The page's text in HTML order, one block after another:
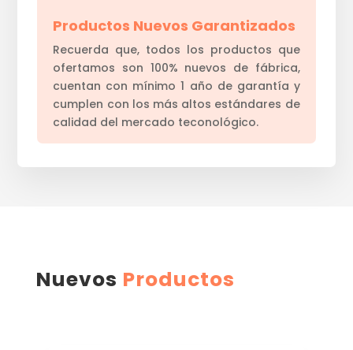
Productos Nuevos Garantizados
Recuerda que, todos los productos que
ofertamos son 100% nuevos de fábrica,
cuentan con mínimo 1 año de garantía y
cumplen con los más altos estándares de
calidad del mercado teconológico.
Nuevos Productos